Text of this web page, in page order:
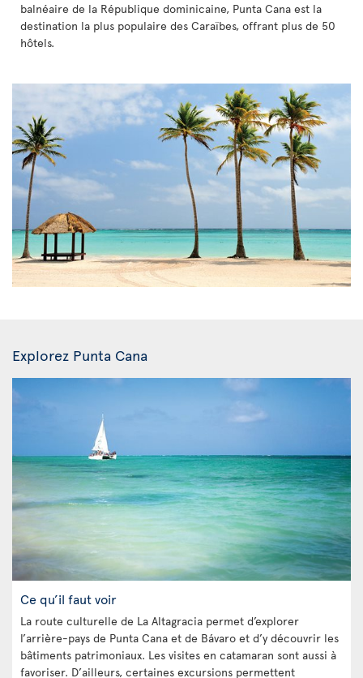
balnéaire de la République dominicaine, Punta Cana est la
destination la plus populaire des Caraïbes, offrant plus de 50
hôtels.
Explorez Punta Cana
Ce qu’il faut voir
La route culturelle de La Altagracia permet d’explorer
l’arrière-pays de Punta Cana et de Bávaro et d’y découvrir les
bâtiments patrimoniaux. Les visites en catamaran sont aussi à
favoriser. D’ailleurs, certaines excursions permettent